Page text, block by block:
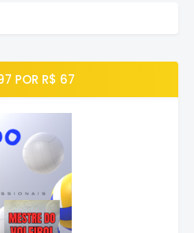
POR R$ 67